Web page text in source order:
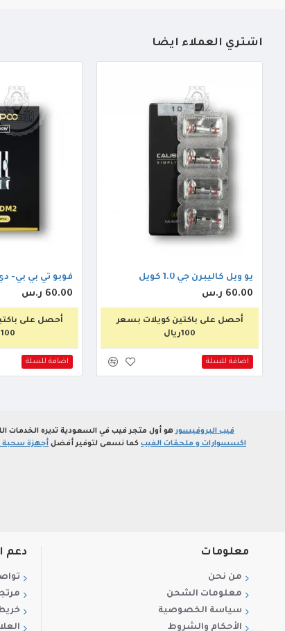
أشتري العملاء أيضاً
يو ويل كاليبرن جي 1.0 كويل
60.00 ر.س
أحصل على باكتين كويلات بسعر
100ريال
اضافة للسلة
فوبو تي بي بي- دي ام 2
60.00 ر.س
أحصل على
100ريال
اضافة للسلة
فيب البروفيسورهو أول متجر فيب في السعودية تديره الخدمات
اكسسوارات و ملحقات الفيب كما نسعى لتوفير أفضل أجهزة سحبة
معلومات
من نحن
معلومات الشحن
سياسة الخصوصية
الأحكام والشروط
دعم